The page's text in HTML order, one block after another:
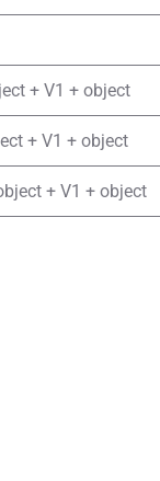
+ V1 + object
+ V1 + object
+ V1 + object